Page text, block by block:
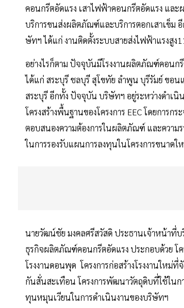
คอนกรีตอัดแรง เสาไฟฟ้าคอนกรีตอัดแรง แล
บริการขนส่งผลิตภัณฑ์และบริการตอกเสาเข็ม
ษัทฯ ได้แก่ งานติดตั้งระบบสายส่งไฟฟ้าแรง
อย่างไรก็ตาม ปัจจุบันมีโรงงานผลิตภัณฑ์คอนก
ได้แก่ สระบุรี ชลบุรี สุโขทัย ลำพูน บุรีรัมย์ ขอ
สระบุรี อีกทั้ง ปัจจุบัน บริษัทฯ อยู่ระหว่างดำเนิ
โครงสร้างพื้นฐานของโครงการ EEC โดยกา
ตอบสนองความต้องการในผลิตภัณฑ์ และความ
ในการรองรับแผนการลงทุนในโครงการขนาด
นายวัฒน์ชัย มงคลศรีสวัสดิ ประธานเจ้าหน้าที่บ
ธุรกิจผลิตภัณฑ์คอนกรีตอัดแรง ประกอบด้วย โค
โรงงานดอนพุด โครงการก่อสร้างโรงงานใหม่
กันสั่นสะเทือน โครงการพัฒนาวัตถุดิบที่ใช้ในก
ทุนหมุนเวียนในการดำเนินงานของบริษั